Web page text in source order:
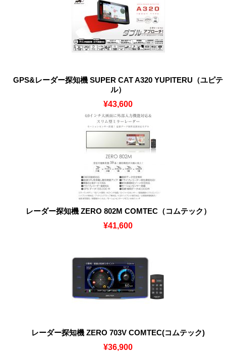
GPS&レーダー探知機 SUPER CAT A320 YUPITERU（ユピテ
ル）
¥43,600
レーダー探知機 ZERO 802M COMTEC（コムテック）
¥41,600
レーダー探知機 ZERO 703V COMTEC(コムテック)
¥36,900